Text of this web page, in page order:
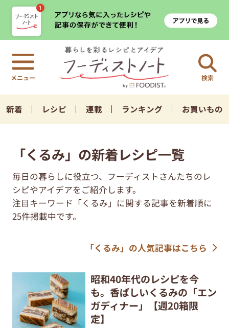
検索
新着 レシピ 連載 ランキング お買いもの
「くるみ」の新着レシピ一覧
毎日の暮らしに役立つ、フーディストさんたちのレ
シピやアイデアをご紹介します。
注目キーワード「くるみ」に関する記事を新着順に
25件掲載中です。
「くるみ」の人気記事はこちら
昭和40年代のレシピを今
も。香ばしいくるみの「エン
ガディナー」【週20箱限
定】